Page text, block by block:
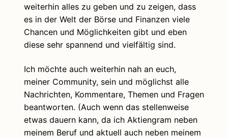
weiterhin alles zu geben und zu zeigen, dass
es in der Welt der Börse und Finanzen viele
Chancen und Möglichkeiten gibt und eben
diese sehr spannend und vielfältig sind.
Ich möchte auch weiterhin nah an euch,
meiner Community, sein und möglichst alle
Nachrichten, Kommentare, Themen und Fragen
beantworten. (Auch wenn das stellenweise
etwas dauern kann, da ich Aktiengram neben
meinem Beruf und aktuell auch neben meinem